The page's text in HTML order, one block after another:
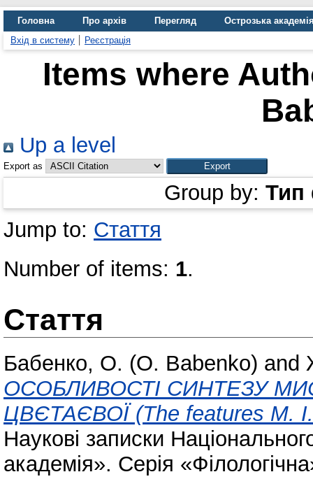
Головна Про архів Перегляд
Острозька
Вхід в систему
Реєстрація
Items where
Up a level
Export as
Group by: Тип
Jump to: Стаття
Number of items: 1.
Стаття
Бабенко, О. (O. Babenko) and
ОСОБЛИВОСТІ СИНТЕЗУ
ЦВЄТАЄВОЇ (The features M.
Наукові записки
академія». Серія